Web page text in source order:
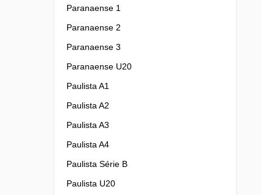
Paranaense 1
Paranaense 2
Paranaense 3
Paranaense U20
Paulista A1
Paulista A2
Paulista A3
Paulista A4
Paulista Série B
Paulista U20